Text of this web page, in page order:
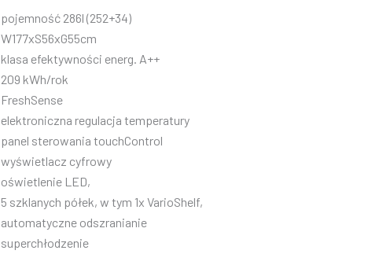
pojemność 286l (252+34)
W177xS56xG55cm
klasa efektywności energ. A++
209 kWh/rok
FreshSense
elektroniczna regulacja temperatury
panel sterowania touchControl
wyświetlacz cyfrowy
oświetlenie LED,
5 szklanych półek, w tym 1x VarioShelf,
automatyczne odszranianie
superchłodzenie